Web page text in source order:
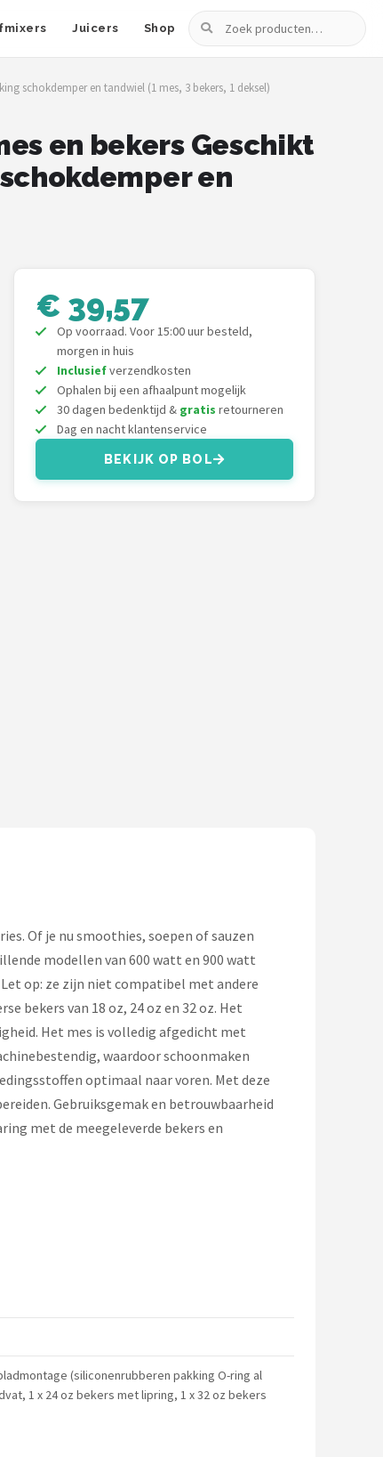
Juicers Shop
Zoeken
schokdemper en tandwiel (1 mes, 3 bekers, 1 deksel)
en bekers Geschikt
en
€ 39,57
Op voorraad. Voor 15:00 uur besteld,
morgen in huis
Inclusiefverzendkosten
Ophalen bij een afhaalpunt mogelijk
30 dagen bedenktijd & gratis retourneren
Dag en nacht klantenservice
BEKIJK OP BOL
Of je nu smoothies, soepen of sauzen
modellen van 600 watt en 900 watt
op: ze zijn niet compatibel met andere
bekers van 18 oz, 24 oz en 32 oz. Het
Het mes is volledig afgedicht met
waardoor schoonmaken
optimaal naar voren. Met deze
Gebruiksgemak en betrouwbaarheid
met de meegeleverde bekers en
(siliconenrubberen pakking O-ring al
1 x 24 oz bekers met lipring, 1 x 32 oz bekers